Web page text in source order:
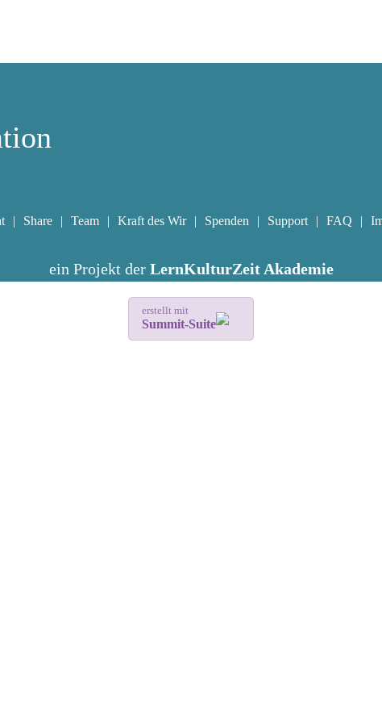
Share Team Kraft des Wir Spenden Support FAQ
ein Projekt der LernKulturZeit Akademie
erstellt mit
Summit-Suite